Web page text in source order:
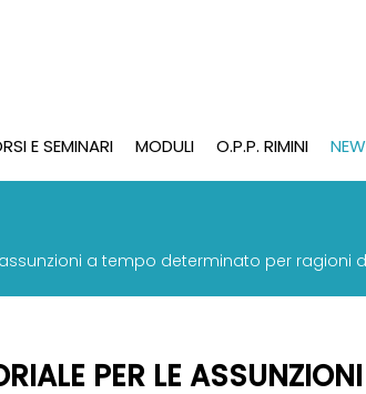
E SEMINARI MODULI O.P.P. RIMINI
a tempo determinato per ragioni
PER LE